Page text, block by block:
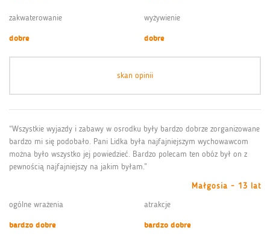
zakwaterowanie
dobre
wyżywienie
dobre
skan opinii
“Wszystkie wyjazdy i zabawy w osrodku były bardzo dobrze zorganizowane
bardzo mi się podobało. Pani Lidka była najfajniejszym wychowawcom
można było wszystko jej powiedzieć. Bardzo polecam ten obóz był on z
pewnością najfajniejszy na jakim byłam.”
Małgosia - 13 lat
ogólne wrażenia
bardzo dobre
atrakcje
bardzo dobre